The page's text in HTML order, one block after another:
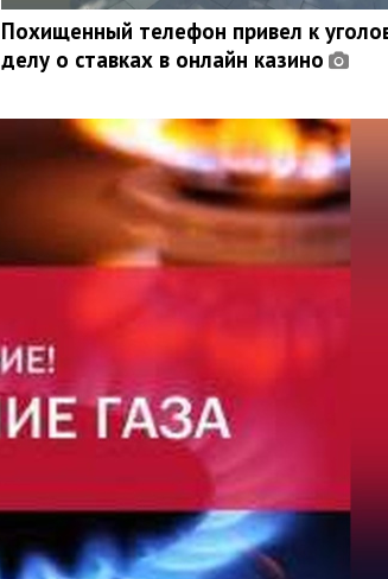
Похищенный телефон привел к
делу о ставках в онлайн казино